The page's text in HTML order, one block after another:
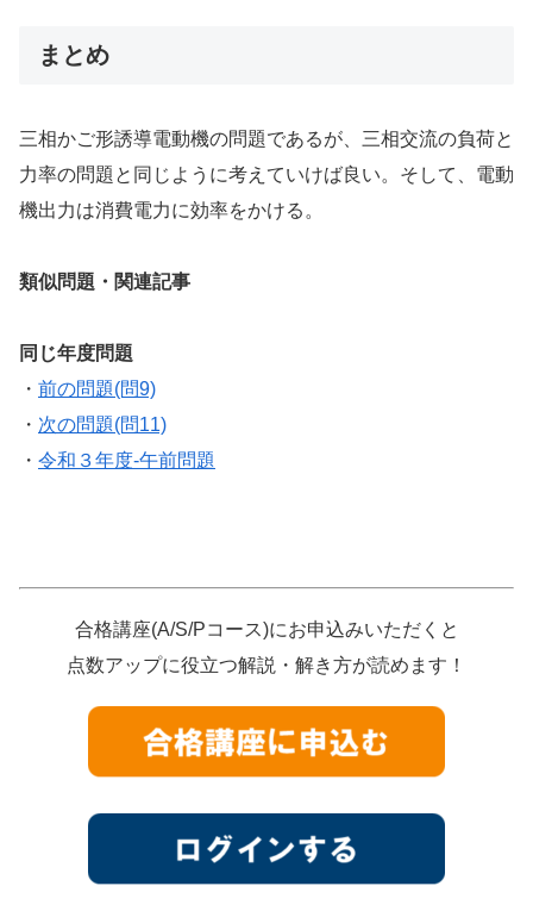
まとめ
三相かご形誘導電動機の問題であるが、三相交流の負荷と
力率の問題と同じように考えていけば良い。そして、電動
機出力は消費電力に効率をかける。
類似問題・関連記事
同じ年度問題
・ 前の問題(問9)
・ 次の問題(問11)
・ 令和３年度-午前問題
合格講座(A/S/Pコース)にお申込みいただくと
点数アップに役立つ解説・解き方が読めます！